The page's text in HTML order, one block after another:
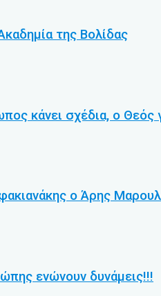
της Βολίδας
κάνει σχέδια, ο Θεός
ο Άρης
ενώνουν δυνάμεις!!!